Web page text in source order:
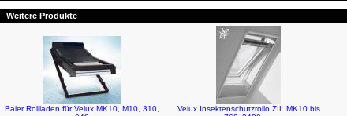
Weitere Produkte
Baier Rollladen für Velux MK10, M10, 310,
Velux Insektenschutzrollo ZIL MK10 bis